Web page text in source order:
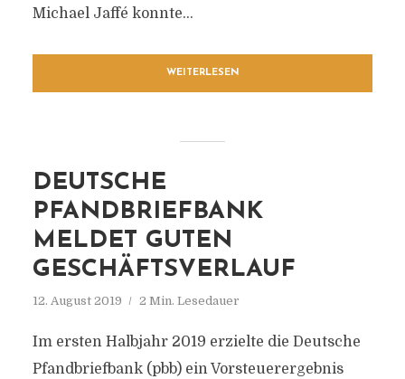
Michael Jaffé konnte...
WEITERLESEN
DEUTSCHE
PFANDBRIEFBANK
MELDET GUTEN
GESCHÄFTSVERLAUF
12. August 2019 2 Min. Lesedauer
Im ersten Halbjahr 2019 erzielte die Deutsche
Pfandbriefbank (pbb) ein Vorsteuerergebnis